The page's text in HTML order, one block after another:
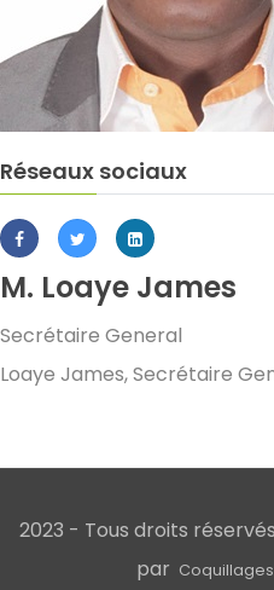
Réseaux sociaux
M. Loaye James
Secrétaire General
Loaye James, Secrétaire
2023 - Tous droits
par